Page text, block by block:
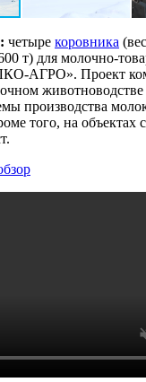
четыре коровника
т) для молочно-
АГРО». Проект
животноводстве
производства
того, на объектах